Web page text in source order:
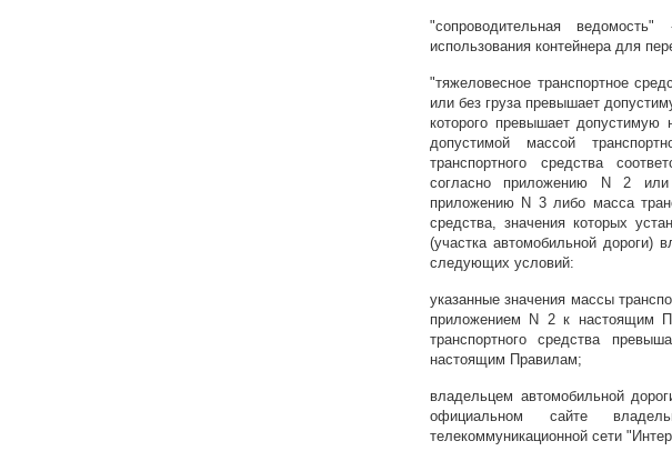
"сопроводительная
использования контейнера для
"тяжеловесное транспортное
или без груза превышает
которого превышает допустимую
допустимой массой
транспортного средства
согласно приложению N 2 или
приложению N 3 либо масса
средства, значения которых
(участка автомобильной дороги)
следующих условий:
указанные значения массы
приложением N 2 к настоящим
транспортного средства
настоящим Правилам;
владельцем автомобильной
официальном сайте
телекоммуникационной сети